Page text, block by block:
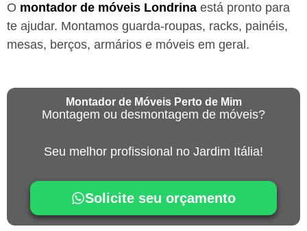
O montador de móveis Londrina está pronto para
te ajudar. Montamos guarda-roupas, racks, painéis,
mesas, berços, armários e móveis em geral.
Montador de Móveis Perto de Mim
Montagem ou desmontagem de móveis?
Seu melhor profissional no Jardim Itália!
Solicite seu orçamento